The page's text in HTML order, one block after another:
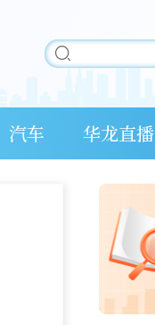
汽车 华龙直播